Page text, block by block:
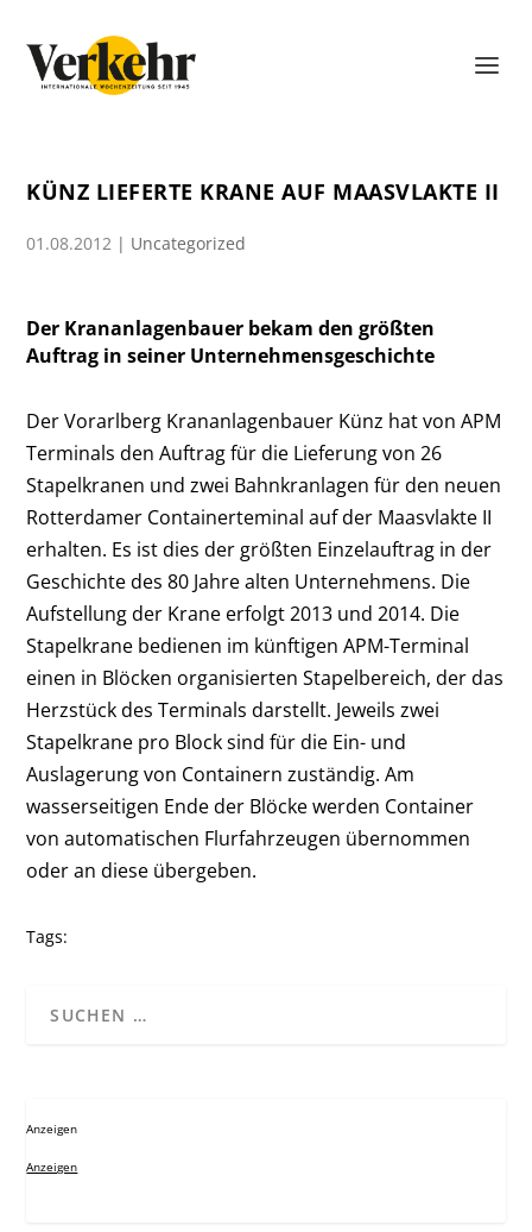
KÜNZ LIEFERTE KRANE AUF MAASVLAKTE II
01.08.2012 | Uncategorized
Der Krananlagenbauer bekam den größten
Auftrag in seiner Unternehmensgeschichte
Der Vorarlberg Krananlagenbauer Künz hat von APM
Terminals den Auftrag für die Lieferung von 26
Stapelkranen und zwei Bahnkranlagen für den neuen
Rotterdamer Containerteminal auf der Maasvlakte II
erhalten. Es ist dies der größten Einzelauftrag in der
Geschichte des 80 Jahre alten Unternehmens. Die
Aufstellung der Krane erfolgt 2013 und 2014. Die
Stapelkrane bedienen im künftigen APM-Terminal
einen in Blöcken organisierten Stapelbereich, der das
Herzstück des Terminals darstellt. Jeweils zwei
Stapelkrane pro Block sind für die Ein- und
Auslagerung von Containern zuständig. Am
wasserseitigen Ende der Blöcke werden Container
von automatischen Flurfahrzeugen übernommen
oder an diese übergeben.
Tags:
Anzeigen
Anzeigen